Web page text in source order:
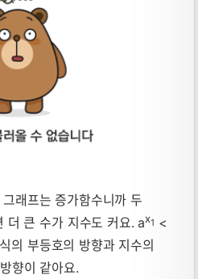
래프는 증가함수니까 두
더 큰 수가 지수도 커요. ax1 <
의 부등호의 방향과 지수의
향이 같아요.